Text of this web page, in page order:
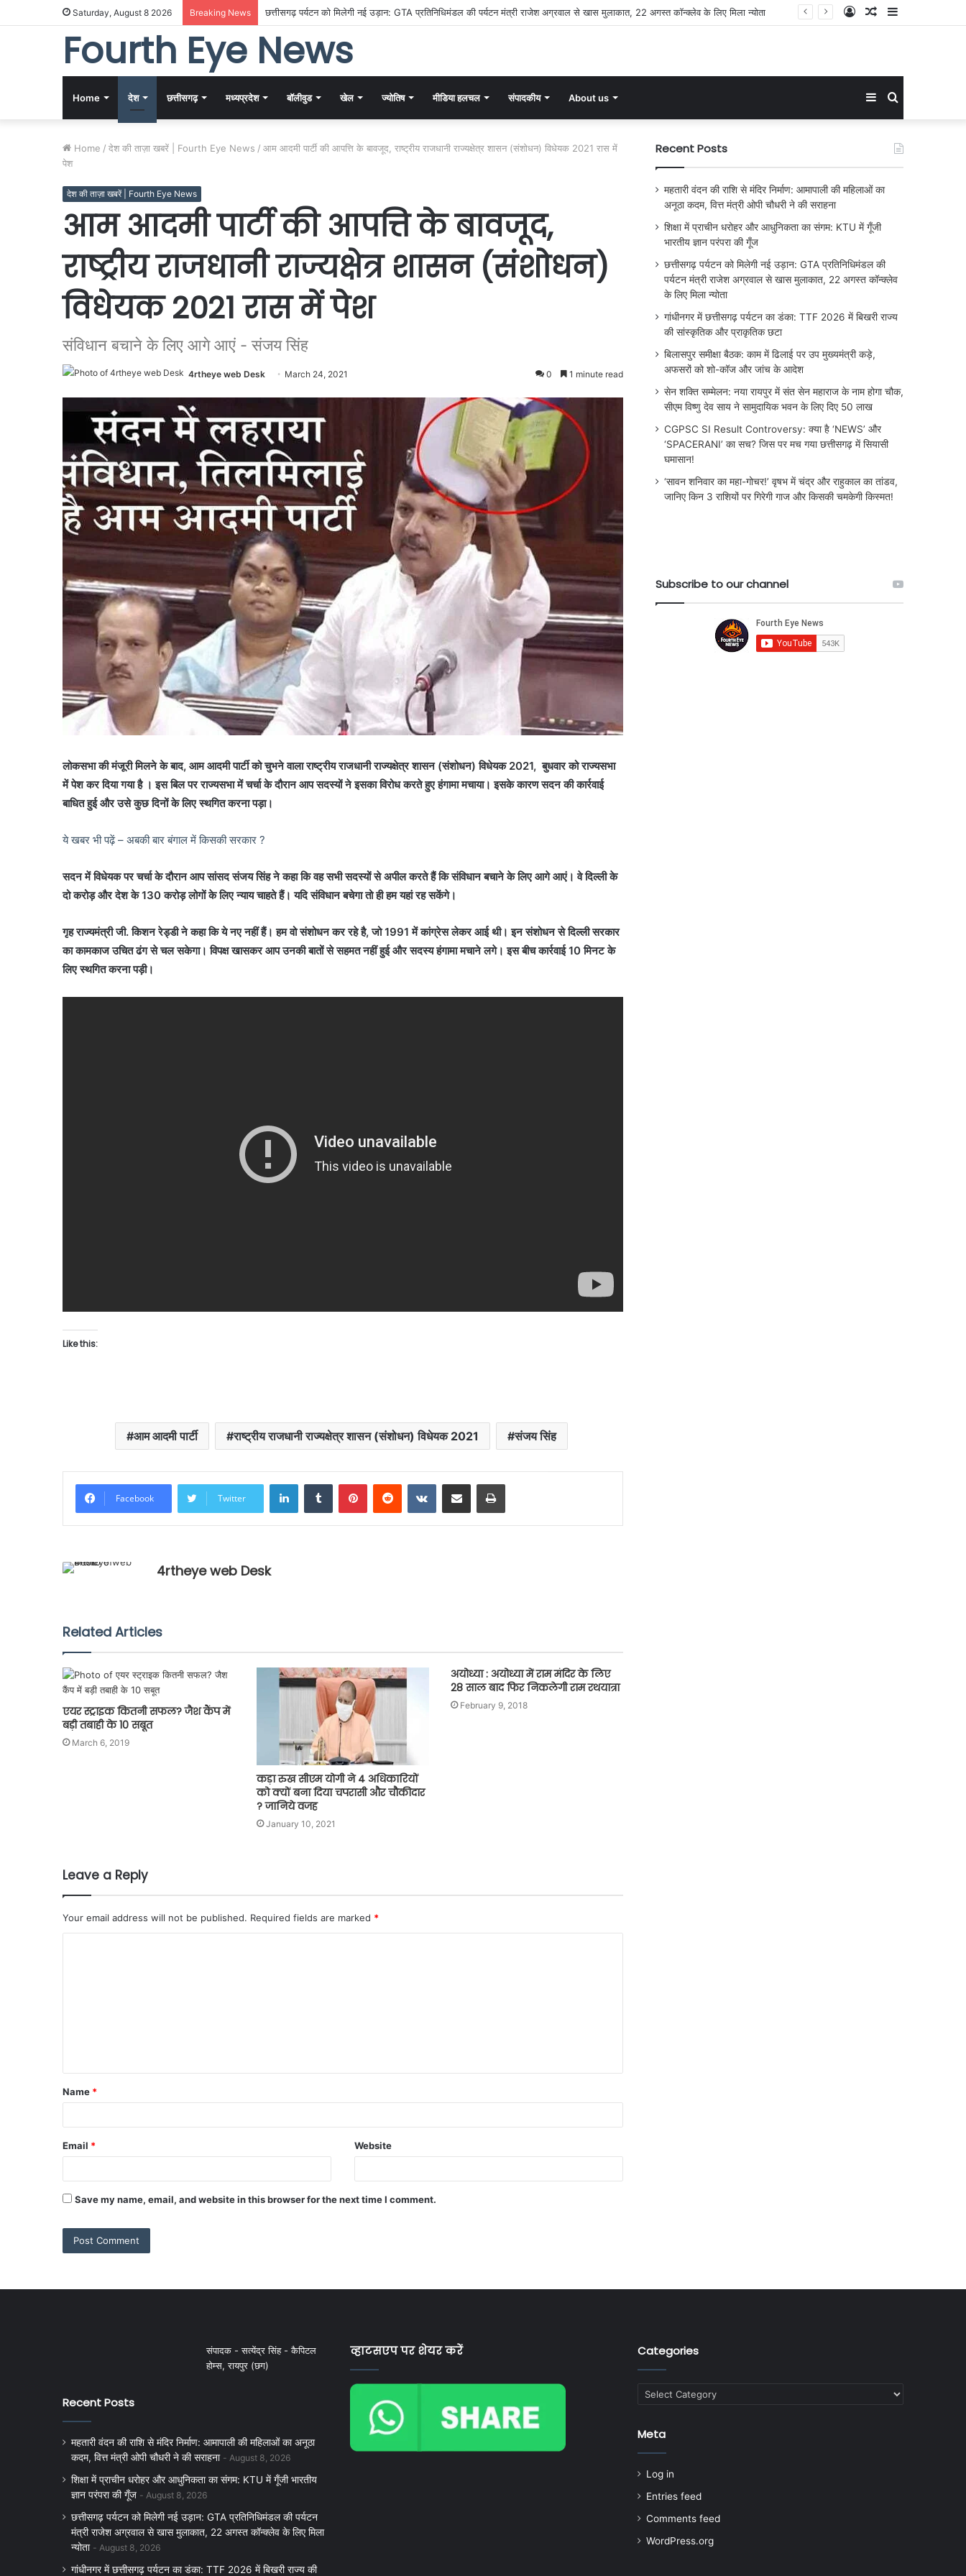
Saturday, August 8 2026 Breaking News गांधीनगर में छत्तीसगढ़ पर्यटन का डंका: TTF 2026 में बिखरी राज्य की सांस्कृतिक और प्राकृतिक छटा Sidebar
Random
Log
Fourth Eye News
Home देश छत्तीसगढ़ मध्यप्रदेश बॉलीवुड खेल ज्योतिष मीडिया हलचल संपादकीय About us Search
for
Sidebar
Home / देश की ताज़ा खबरें | Fourth Eye News / आम आदमी पार्टी की आपत्ति के बावजूद, राष्ट्रीय राजधानी राज्यक्षेत्र शासन (संशोधन) विधेयक 2021 रास में
पेश
देश की ताज़ा खबरें | Fourth Eye News
आम आदमी पार्टी की आपत्ति के बावजूद,
राष्ट्रीय राजधानी राज्यक्षेत्र शासन (संशोधन)
विधेयक 2021 रास में पेश
संविधान बचाने के लिए आगे आएं - संजय सिंह
4rtheye web Desk March 24, 2021 0 1 minute read
लोकसभा की मंजूरी मिलने के बाद, आम आदमी पार्टी को चुभने वाला राष्ट्रीय राजधानी राज्यक्षेत्र शासन (संशोधन) विधेयक 2021, बुधवार को राज्यसभा
में पेश कर दिया गया है । इस बिल पर राज्यसभा में चर्चा के दौरान आप सदस्यों ने इसका विरोध करते हुए हंगामा मचाया। इसके कारण सदन की कार्रवाई
बाधित हुई और उसे कुछ दिनों के लिए स्थगित करना पड़ा।
ये खबर भी पढ़ें – अबकी बार बंगाल में किसकी सरकार ?
सदन में विधेयक पर चर्चा के दौरान आप सांसद संजय सिंह ने कहा कि वह सभी सदस्यों से अपील करते हैं कि संविधान बचाने के लिए आगे आएं। वे दिल्ली के
दो करोड़ और देश के130करोड़ लोगों के लिए न्याय चाहते हैं। यदि संविधान बचेगा तो ही हम यहां रह सकेंगे।
गृह राज्यमंत्री जी. किशन रेड्डी ने कहा कि ये नए नहीं हैं। हम वो संशोधन कर रहे है, जो 1991 में कांग्रेस लेकर आई थी। इन संशोधन से दिल्ली सरकार
का कामकाज उचित ढंग से चल सकेगा। विपक्ष खासकर आप उनकी बातों से सहमत नहीं हुई और सदस्य हंगामा मचाने लगे। इस बीच कार्रवाई 10 मिनट के
लिए स्थगित करना पड़ी।
Like this:
आम आदमी पार्टी राष्ट्रीय राजधानी राज्यक्षेत्र शासन (संशोधन) विधेयक 2021 संजय सिंह
Facebook Twitter
LinkedInTumblr PinterestReddit VKontakteShare via Email Print
4rtheye web Desk
Related Articles
एयर स्ट्राइक कितनी सफल? जैश कैंप में
बड़ी तबाही के 10 सबूत
March 6, 2019
कड़ा रुख सीएम योगी ने 4 अधिकारियों
को क्यों बना दिया चपरासी और चौकीदार
? जानिये वजह
January 10, 2021
अयोध्या : अयोध्या में राम मंदिर के लिए
28 साल बाद फिर निकलेगी राम रथयात्रा
February 9, 2018
Leave a Reply
Your email address will not be published. Required fields are marked *
Name *
Email * Website
Save my name, email, and website in this browser for the next time I comment.
Recent Posts
महतारी वंदन की राशि से मंदिर निर्माण: आमापाली की महिलाओं का
अनूठा कदम, वित्त मंत्री ओपी चौधरी ने की सराहना
शिक्षा में प्राचीन धरोहर और आधुनिकता का संगम: KTU में गूँजी
भारतीय ज्ञान परंपरा की गूँज
छत्तीसगढ़ पर्यटन को मिलेगी नई उड़ान: GTA प्रतिनिधिमंडल की
पर्यटन मंत्री राजेश अग्रवाल से खास मुलाकात, 22 अगस्त कॉन्क्लेव
के लिए मिला न्योता
गांधीनगर में छत्तीसगढ़ पर्यटन का डंका: TTF 2026 में बिखरी राज्य
की सांस्कृतिक और प्राकृतिक छटा
बिलासपुर समीक्षा बैठक: काम में ढिलाई पर उप मुख्यमंत्री कड़े,
अफसरों को शो-कॉज और जांच के आदेश
सेन शक्ति सम्मेलन: नया रायपुर में संत सेन महाराज के नाम होगा चौक,
सीएम विष्णु देव साय ने सामुदायिक भवन के लिए दिए 50 लाख
CGPSC SI Result Controversy: क्या है ‘NEWS’ और
‘SPACERANI’ का सच? जिस पर मच गया छत्तीसगढ़ में सियासी
घमासान!
‘सावन शनिवार का महा-गोचर!’ वृषभ में चंद्र और राहुकाल का तांडव,
जानिए किन 3 राशियों पर गिरेगी गाज और किसकी चमकेगी किस्मत!
Subscribe to our channel
संपादक - सत्येंद्र सिंह - कैपिटल
होम्स, रायपुर (छग)
Recent Posts
महतारी वंदन की राशि से मंदिर निर्माण: आमापाली की महिलाओं का अनूठा
कदम, वित्त मंत्री ओपी चौधरी ने की सराहना
August 8, 2026
शिक्षा में प्राचीन धरोहर और आधुनिकता का संगम: KTU में गूँजी भारतीय
ज्ञान परंपरा की गूँज
August 8, 2026
छत्तीसगढ़ पर्यटन को मिलेगी नई उड़ान: GTA प्रतिनिधिमंडल की पर्यटन
मंत्री राजेश अग्रवाल से खास मुलाकात, 22 अगस्त कॉन्क्लेव के लिए मिला
न्योता
August 8, 2026
गांधीनगर में छत्तीसगढ़ पर्यटन का डंका: TTF 2026 में बिखरी राज्य की
व्हाटसएप पर शेयर करें Categories
Categories
Meta
Log in
Entries feed
Comments feed
WordPress.org